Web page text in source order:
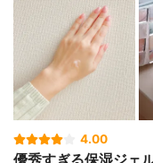
4.00
優秀すぎる保湿ジェ